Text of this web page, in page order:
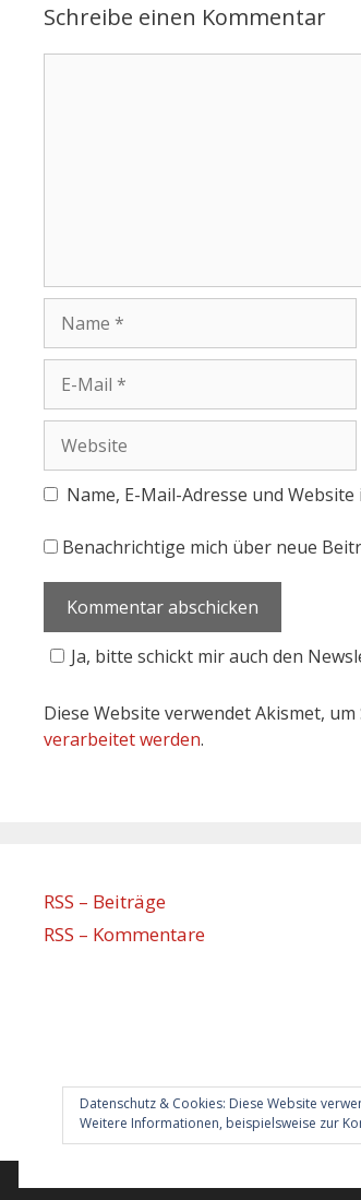
Schreibe einen Kommentar
Name, E-Mail-Adresse und
Benachrichtige mich über neue
Ja, bitte schickt mir auch den
Diese Website verwendet Akismet,
verarbeitet werden.
Datenschutz & Cookies: Diese Website
Weitere Informationen, beispielsweise zur
RSS – Beiträge
RSS – Kommentare